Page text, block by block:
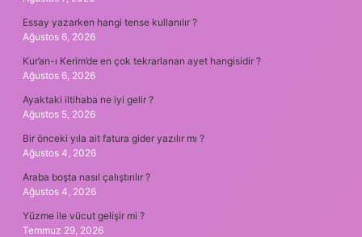
Essay yazarken hangi tense kullanılır ?
Ağustos 6, 2026
Kur’an-ı Kerim’de en çok tekrarlanan ayet hangisidir ?
Ağustos 6, 2026
Ayaktaki iltihaba ne iyi gelir ?
Ağustos 5, 2026
Bir önceki yıla ait fatura gider yazılır mı ?
Ağustos 4, 2026
Araba boşta nasıl çalıştırılır ?
Ağustos 4, 2026
Yüzme ile vücut gelişir mi ?
Temmuz 29, 2026